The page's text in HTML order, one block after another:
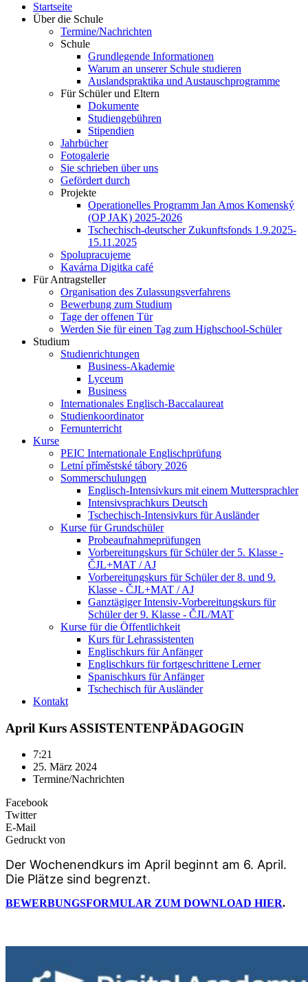
Startseite
Über die Schule
Termine/Nachrichten
Schule
Grundlegende Informationen
Warum an unserer Schule studieren
Auslandspraktika und Austauschprogramme
Für Schüler und Eltern
Dokumente
Studiengebühren
Stipendien
Jahrbücher
Fotogalerie
Sie schrieben über uns
Gefördert durch
Projekte
Operationelles Programm Jan Amos Komenský
(OP JAK) 2025-2026
Tschechisch-deutscher Zukunftsfonds 1.9.2025-
15.11.2025
Spolupracujeme
Kavárna Digitka café
Für Antragsteller
Organisation des Zulassungsverfahrens
Bewerbung zum Studium
Tage der offenen Tür
Werden Sie für einen Tag zum Highschool-Schüler
Studium
Studienrichtungen
Business-Akademie
Lyceum
Business
Internationales Englisch-Baccalaureat
Studienkoordinator
Fernunterricht
Kurse
PEIC Internationale Englischprüfung
Letní příměstské tábory 2026
Sommerschulungen
Englisch-Intensivkurs mit einem Muttersprachler
Intensivsprachkurs Deutsch
Tschechisch-Intensivkurs für Ausländer
Kurse für Grundschüler
Probeaufnahmeprüfungen
Vorbereitungskurs für Schüler der 5. Klasse -
ČJL+MAT / AJ
Vorbereitungskurs für Schüler der 8. und 9.
Klasse - ČJL+MAT / AJ
Ganztägiger Intensiv-Vorbereitungskurs für
Schüler der 9. Klasse - ČJL/MAT
Kurse für die Öffentlichkeit
Kurs für Lehrassistenten
Englischkurs für Anfänger
Englischkurs für fortgeschrittene Lerner
Spanischkurs für Anfänger
Tschechisch für Ausländer
Kontakt
April Kurs ASSISTENTENPÄDAGOGIN
7:21
25. März 2024
Termine/Nachrichten
Facebook
Twitter
E-Mail
Gedruckt von
Der Wochenendkurs im April beginnt am 6. April.
Die Plätze sind begrenzt.
BEWERBUNGSFORMULAR ZUM DOWNLOAD HIER.